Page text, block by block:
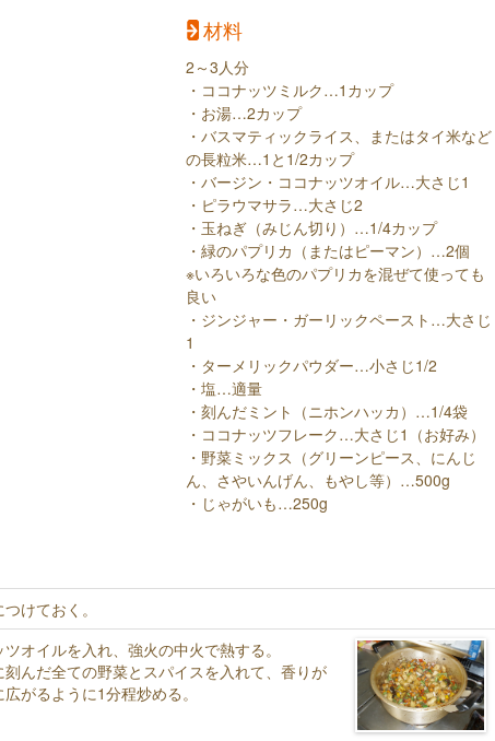
材料
2～3人分
・ココナッツミルク…1カップ
・お湯…2カップ
・バスマティックライス、またはタイ米など
の長粒米…1と1/2カップ
・バージン・ココナッツオイル…大さじ1
・ピラウマサラ…大さじ2
・玉ねぎ（みじん切り）…1/4カップ
・緑のパプリカ（またはピーマン）…2個
※いろいろな色のパプリカを混ぜて使っても
良い
・ジンジャー・ガーリックペースト…大さじ
1
・ターメリックパウダー…小さじ1/2
・塩…適量
・刻んだミント（ニホンハッカ）…1/4袋
・ココナッツフレーク…大さじ1（お好み）
・野菜ミックス（グリーンピース、にんじ
ん、さやいんげん、もやし等）…500g
・じゃがいも…250g
けておく。
オイルを入れ、強火の中火で熱する。
んだ全ての野菜とスパイスを入れて、香りが
がるように1分程炒める。